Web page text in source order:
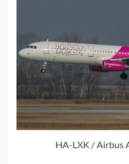
HA-LXK / Airbus